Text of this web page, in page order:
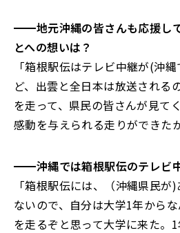
━━地元沖縄の皆さんも応援し
とへの想いは？
「箱根駅伝はテレビ中継が(沖
ど、出雲と全日本は放送される
を走って、県民の皆さんが見て
感動を与えられる走りができた
━━沖縄では箱根駅伝のテレビ
「箱根駅伝には、（沖縄県民
ないので、自分は大学1年から
を走るぞと思って大学に来た。